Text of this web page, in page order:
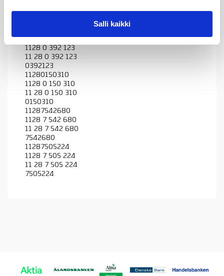
Salli kaikki
1128 0 415 304
11280392123
1128 0 392 123
11 28 0 392 123
0392123
11280150310
1128 0 150 310
11 28 0 150 310
0150310
11287542680
1128 7 542 680
11 28 7 542 680
7542680
11287505224
1128 7 505 224
11 28 7 505 224
7505224